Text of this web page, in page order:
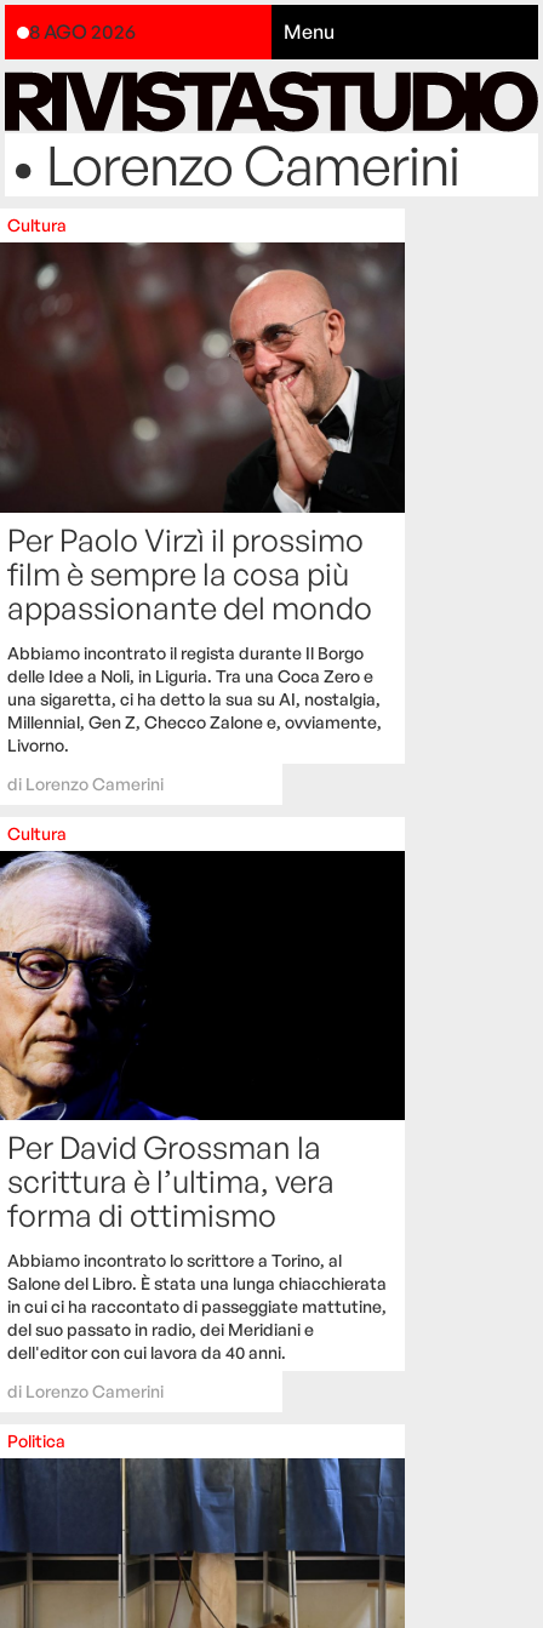
8 AGO 2026 Menu
• Lorenzo Camerini
Cultura
Per Paolo Virzì il prossimo
film è sempre la cosa più
appassionante del mondo
Abbiamo incontrato il regista durante Il Borgo
delle Idee a Noli, in Liguria. Tra una Coca Zero e
una sigaretta, ci ha detto la sua su AI, nostalgia,
Millennial, Gen Z, Checco Zalone e, ovviamente,
Livorno.
di Lorenzo Camerini
Cultura
Per David Grossman la
scrittura è l’ultima, vera
forma di ottimismo
Abbiamo incontrato lo scrittore a Torino, al
Salone del Libro. È stata una lunga chiacchierata
in cui ci ha raccontato di passeggiate mattutine,
del suo passato in radio, dei Meridiani e
dell'editor con cui lavora da 40 anni.
di Lorenzo Camerini
Politica